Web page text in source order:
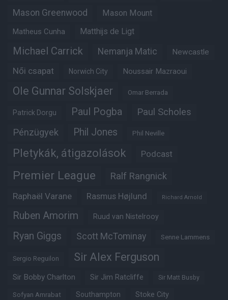
Mason Greenwood Mason Mount
Matheus Cunha Matthijs de Ligt
Michael Carrick Nemanja Matic Newcastle
Női csapat Norwich City Noussair Mazraoui
Ole Gunnar Solskjaer Omar Berrada
Patrick Dorgu Paul Pogba Paul Scholes
Pénzügyek Phil Jones Phil Neville
Pletykák, átigazolások Podcast
Premier League Ralf Rangnick
Raphaël Varane Rasmus Højlund Richard Arnold
Ruben Amorim Ruud van Nistelrooy
Ryan Giggs Scott McTominay Senne Lammens
Sergio Reguilon Sir Alex Ferguson
Sir Bobby Charlton Sir Jim Ratcliffe Sir Matt Busby
Sofyan Amrabat Southampton Stoke City